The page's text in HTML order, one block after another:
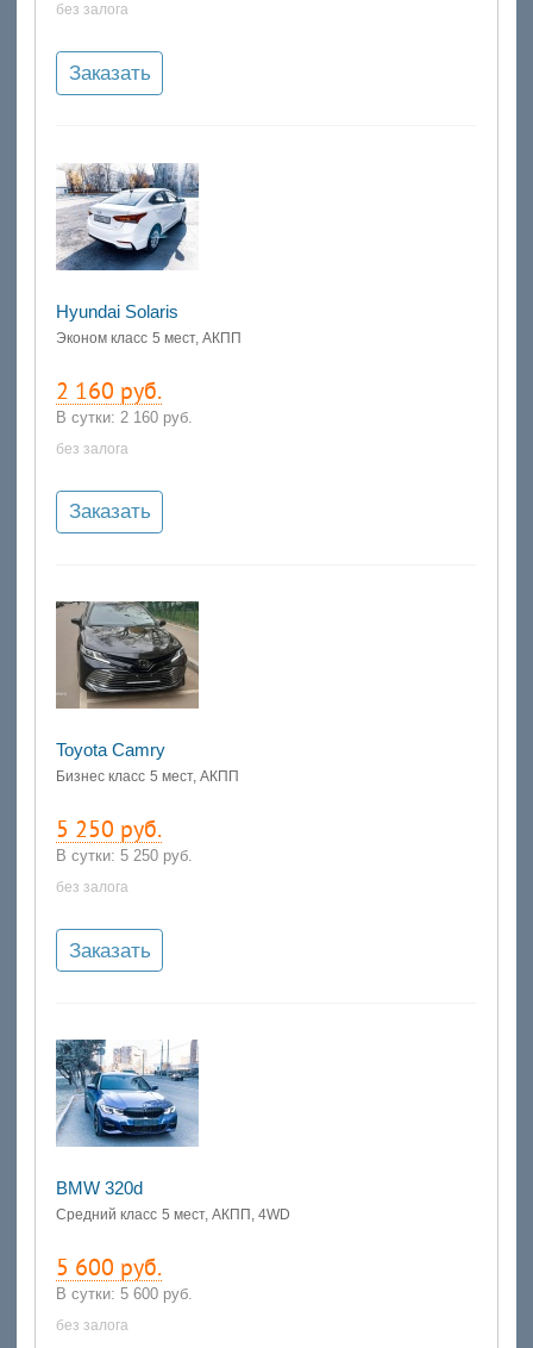
без залога
Заказать
Hyundai Solaris
Эконом класс 5 мест, АКПП
2 160 руб.
В сутки: 2 160 руб.
без залога
Заказать
Toyota Camry
Бизнес класс 5 мест, АКПП
5 250 руб.
В сутки:5 250 руб.
без залога
Заказать
BMW 320d
Средний класс 5 мест, АКПП, 4WD
5 600 руб.
В сутки:5 600 руб.
без залога